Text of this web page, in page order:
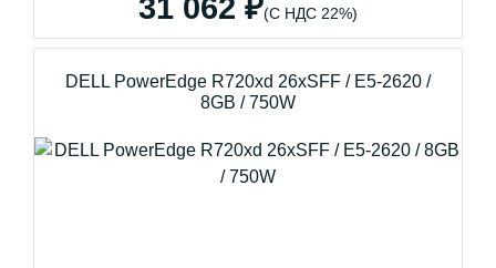
31 062 ₽(С НДС 22%)
DELL PowerEdge R720xd 26xSFF / E5-2620 /
8GB / 750W